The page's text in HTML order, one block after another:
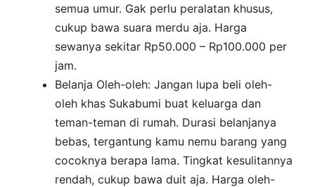
semua umur. Gak perlu peralatan khusus,
cukup bawa suara merdu aja. Harga
sewanya sekitar Rp50.000 – Rp100.000 per
jam.
Belanja Oleh-oleh: Jangan lupa beli oleh-
oleh khas Sukabumi buat keluarga dan
teman-teman di rumah. Durasi belanjanya
bebas, tergantung kamu nemu barang yang
cocoknya berapa lama. Tingkat kesulitannya
rendah, cukup bawa duit aja. Harga oleh-